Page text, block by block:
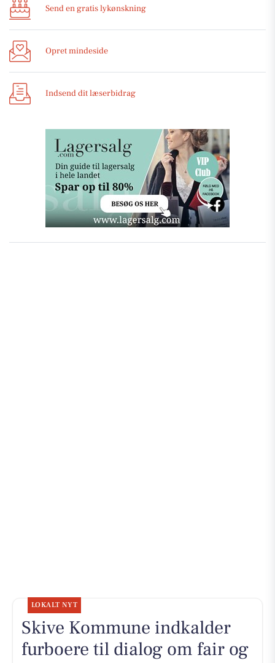
Send en gratis lykønskning
Opret mindeside
Indsend dit læserbidrag
LOKALT NYT
Skive Kommune indkalder
furboere til dialog om fair og